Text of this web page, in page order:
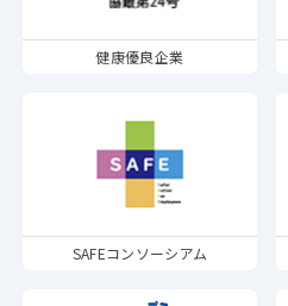
健康優良企業
SAFEコンソーシアム